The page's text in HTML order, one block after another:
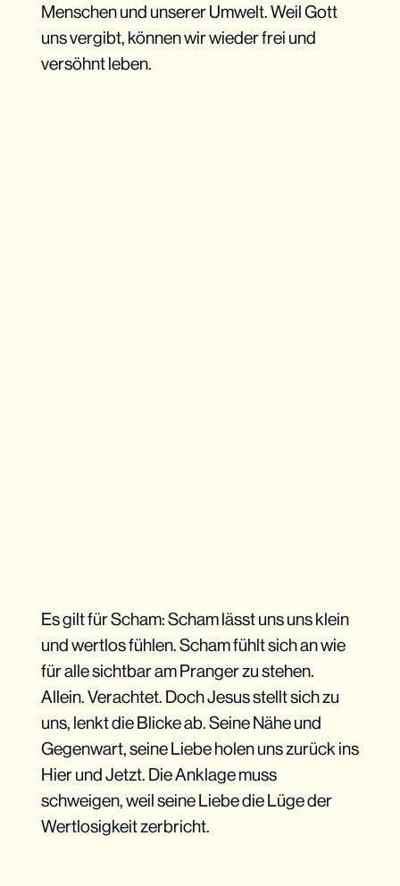
Menschen und unserer Umwelt. Weil Gott
uns vergibt, können wir wieder frei und
versöhnt leben.
Es gilt für Scham: Scham lässt uns uns klein
und wertlos fühlen. Scham fühlt sich an wie
für alle sichtbar am Pranger zu stehen.
Allein. Verachtet. Doch Jesus stellt sich zu
uns, lenkt die Blicke ab. Seine Nähe und
Gegenwart, seine Liebe holen uns zurück ins
Hier und Jetzt. Die Anklage muss
schweigen, weil seine Liebe die Lüge der
Wertlosigkeit zerbricht.